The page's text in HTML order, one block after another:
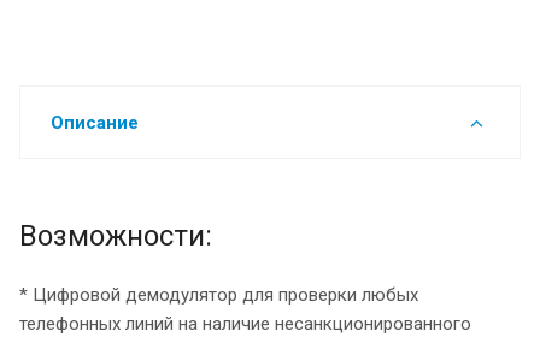
Описание
Возможности:
* Цифровой демодулятор для проверки любых
телефонных линий на наличие несанкционированного